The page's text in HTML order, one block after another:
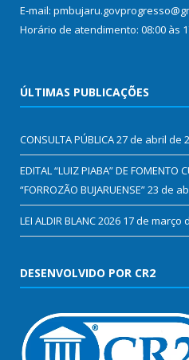
E-mail:
Horário de atendimento: 08:00 às
ÚLTIMAS PUBLICAÇÕES
CONSULTA PÚBLICA27 de abril de
EDITAL “LUIZ PIABA” DE FOMENTO
“FORROZÃO BUJARUENSE”23 de
LEI ALDIR BLANC 2026 17 de março
DESENVOLVIDO POR CR2